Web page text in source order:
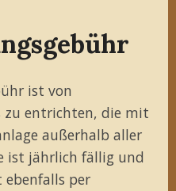
ist von
zu entrichten, die mit
außerhalb aller
ist jährlich fällig und
ebenfalls per